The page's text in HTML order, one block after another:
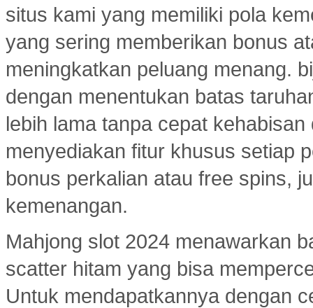
situs kami yang memiliki pola
yang sering memberikan bonus
meningkatkan peluang menang.
dengan menentukan batas
lebih lama tanpa cepat
menyediakan fitur khusus setiap
bonus perkalian atau free spins,
kemenangan.
Mahjong slot 2024 menawarkan
scatter hitam yang bisa
Untuk mendapatkannya dengan